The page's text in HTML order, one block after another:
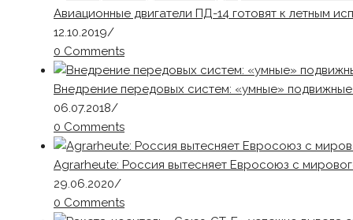
Авиационные двигатели ПД-14 готовят к летным
12.10.2019/
0 Comments
Внедрение передовых систем: «умные»
06.07.2018/
0 Comments
Agrarheute: Россия вытесняет Евросоюз с
29.06.2020/
0 Comments